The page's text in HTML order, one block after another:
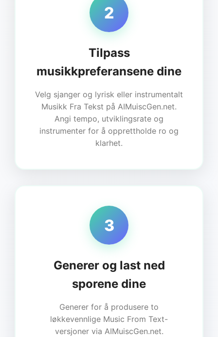
2
Tilpass
musikkpreferansene dine
Velg sjanger og lyrisk eller instrumentalt
Musikk Fra Tekst på AIMuiscGen.net.
Angi tempo, utviklingsrate og
instrumenter for å opprettholde ro og
klarhet.
3
Generer og last ned
sporene dine
Generer for å produsere to
løkkevennlige Music From Text-
versjoner via AIMuiscGen.net.